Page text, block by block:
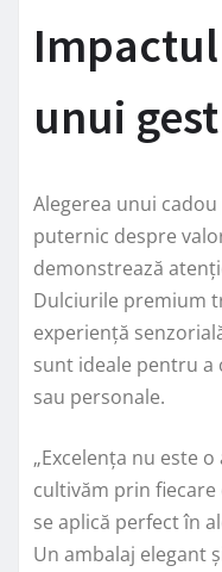
unui
Alegerea unui
puternic despre
demonstrează
Dulciurile premium
experiență
sunt ideale pentru
sau personale.
„Excelența nu este
cultivăm prin fiecare
se aplică perfect în
Un ambalaj elegant